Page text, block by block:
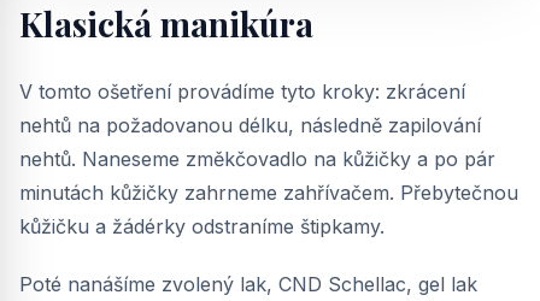
Klasická manikúra
V tomto ošetření provádíme tyto kroky: zkrácení
nehtů na požadovanou délku, následně zapilování
nehtů. Naneseme změkčovadlo na kůžičky a po pár
minutách kůžičky zahrneme zahřívačem. Přebytečnou
kůžičku a žádérky odstraníme štipkamy.
Poté nanášíme zvolený lak, CND Schellac, gel lak